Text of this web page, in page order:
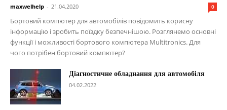
maxwelhelp - 21.04.2020 0
Бортовий компютер для автомобілів повідомить корисну
інформацію і зробить поїздку безпечнішою. Розглянемо основні
функції і можливості бортового компютера Multitronics. Для
чого потрібен бортовий компютер?
Діагностичне обладнання для автомобіля
04.02.2022